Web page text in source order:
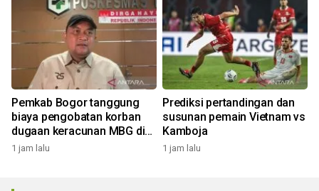
Pemkab Bogor tanggung
biaya pengobatan korban
dugaan keracunan MBG di
Dramaga
1 jam lalu
Prediksi pertandingan dan
susunan pemain Vietnam vs
Kamboja
1 jam lalu